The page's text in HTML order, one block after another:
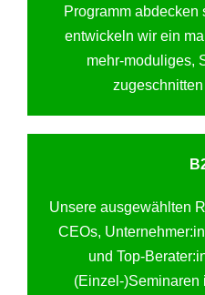
Programm abdecken
entwickeln wir ein
mehr-moduliges,
Unsere ausgewählten
CEOs,
und Top-
(Einzel-)Seminaren